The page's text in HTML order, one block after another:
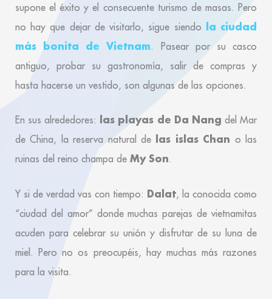
supone el éxito y el consecuente turismo de masas. Pero
no hay que dejar de visitarlo, sigue siendo la ciudad
más bonita de Vietnam. Pasear por su casco
antiguo, probar su gastronomía, salir de compras y
hasta hacerse un vestido, son algunas de las opciones.
En sus alrededores: las playas de Da Nang del Mar
de China, la reserva natural de
las islas Chan o las
ruinas del reino champa de My Son.
Y si de verdad vas con tiempo: Dalat, la conocida como
“ciudad del amor” donde muchas parejas de vietnamitas
acuden para celebrar su unión y disfrutar de su luna de
miel. Pero no os preocupéis, hay muchas más razones
para la visita.